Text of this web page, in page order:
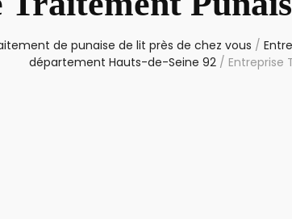
de punaise de lit près de chez vous /
département Hauts-de-Seine 92 / Entreprise